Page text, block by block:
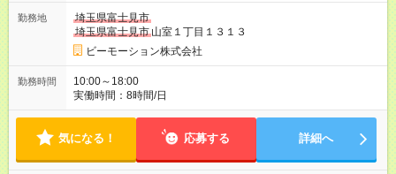
勤務地
埼玉県富士見市
埼玉県富士見市 山室１丁目１３１３
ビーモーション株式会社
勤務時間
10:00～18:00
実働時間：8時間/日
気になる！ 応募する 詳細へ